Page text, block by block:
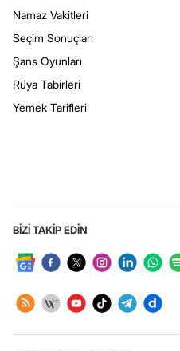
Namaz Vakitleri
Seçim Sonuçları
Şans Oyunları
Rüya Tabirleri
Yemek Tarifleri
BİZİ TAKİP EDİN